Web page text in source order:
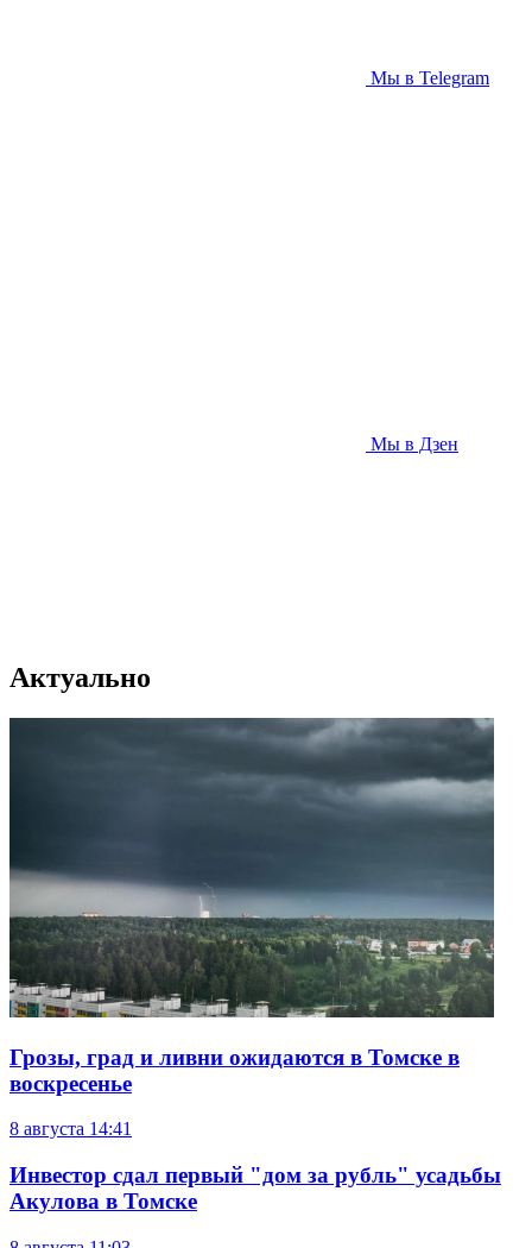
Мы в Telegram
Мы в Дзен
Актуально
Грозы, град и ливни ожидаются в Томске в
воскресенье
8 августа 14:41
Инвестор сдал первый "дом за рубль" усадьбы
Акулова в Томске